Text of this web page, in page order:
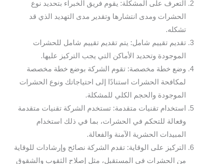
التعرف على المشكلة: يقوم فريق الخبراء بتحديد نوع
الحشرات ومدى انتشارها وتقدير مدى التهديد الذي قد
تشكله.
تقديم تقييم شامل: يتم تقديم تقييم شامل للحشرات
الموجودة وتحديد الأماكن التي يجب التركيز عليها.
وضع خطة مخصصة: تقوم الشركة بوضع خطة مخصصة
لمكافحة الحشرات استنادًا إلى احتياجاتك ونوع الحشرات
الموجودة والحجم الكلي للمشكلة.
استخدام تقنيات متقدمة: تستخدم الشركة تقنيات متقدمة
وفعالة للتحكم في الحشرات، بما في ذلك استخدام
المبيدات الحشرية الآمنة والفعالة.
التركيز على الوقاية: تقدم الشركة نصائح وإرشادات للوقاية
من الحشرات في المستقبل، مثل إصلاح الثقوب والشقوق